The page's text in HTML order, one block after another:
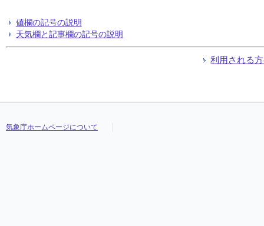
値欄の記号の説明
天気欄と記事欄の記号の説明
利用される
気象庁ホームページについて